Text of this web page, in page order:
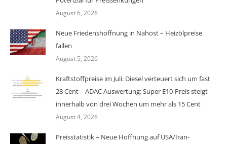
August 6, 2026
Neue Friedenshoffnung in Nahost – Heizölpreise
fallen
August 5, 2026
Kraftstoffpreise im Juli: Diesel verteuert sich um fast
28 Cent – ADAC Auswertung: Super E10-Preis steigt
innerhalb von drei Wochen um mehr als 15 Cent
August 4, 2026
Preisstatistik – Neue Hoffnung auf USA/Iran-